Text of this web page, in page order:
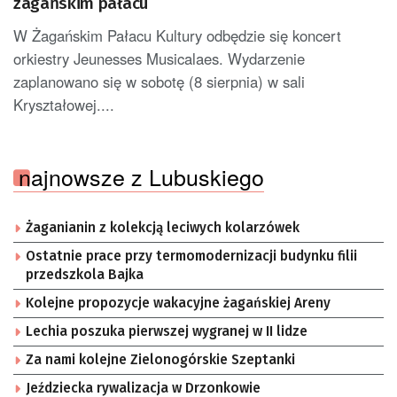
W Żagańskim Pałacu Kultury odbędzie się koncert
orkiestry Jeunesses Musicalaes. Wydarzenie
zaplanowano się w sobotę (8 sierpnia) w sali
Kryształowej....
najnowsze z Lubuskiego
Żaganianin z kolekcją leciwych kolarzówek
Ostatnie prace przy termomodernizacji budynku filii
przedszkola Bajka
Kolejne propozycje wakacyjne żagańskiej Areny
Lechia poszuka pierwszej wygranej w II lidze
Za nami kolejne Zielonogórskie Szeptanki
Jeździecka rywalizacja w Drzonkowie